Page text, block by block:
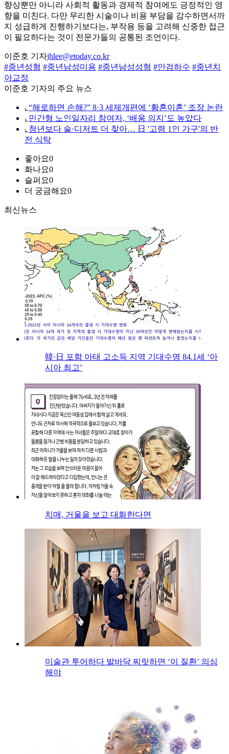
향상뿐만 아니라 사회적 활동과 경제적 참여에도 긍정적인 영
향을 미친다. 다만 무리한 시술이나 비용 부담을 감수하면서까
지 성급하게 진행하기보다는, 부작용 등을 고려해 신중한 접근
이 필요하다는 것이 전문가들의 공통된 조언이다.
이준호 기자jhlee@etoday.co.kr
#중년성형 #중년남성미용 #중년남성성형 #안검하수 #중년치
아교정
이준호 기자의 주요 뉴스
⌞ “해로하면 손해?” 8·3 세제개편에 ‘황혼이혼’ 조장 논란
⌞ 민간형 노인일자리 참여자, ‘배움 의지’도 높았다
⌞ 청년보다 술·디저트 더 찾아… 日 '고령 1인 가구'의 반
전 식탁
좋아요0
화나요0
슬퍼요0
더 궁금해요0
최신뉴스
韓·日 포함 아태 고소득 지역 기대수명 84.1세 ‘아
시아 최고’
치매, 거울을 보고 대화한다면
미술관 투어하다 발바닥 찌릿하면 ‘이 질환’ 의심
해야